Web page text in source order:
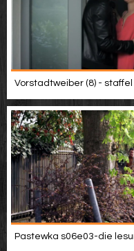
Vorstadtweiber (8) - staffel
Pastewka s06e03-die